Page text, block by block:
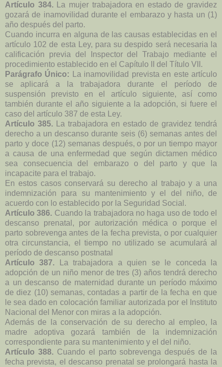
Artículo 384.La mujer trabajadora en estado de gravidez
gozará de inamovilidad durante el embarazo y hasta un (1)
año después del parto.
Cuando incurra en alguna de las causas establecidas en el
artículo 102 de esta Ley, para su despido será necesaria la
calificación previa del Inspector del Trabajo mediante el
procedimiento establecido en el Capítulo II del Título VII.
Parágrafo Único: La inamovilidad prevista en este artículo
se aplicará a la trabajadora durante el período de
suspensión previsto en el artículo siguiente, así como
también durante el año siguiente a la adopción, si fuere el
caso del artículo 387 de esta Ley.
Artículo 385. La trabajadora en estado de gravidez tendrá
derecho a un descanso durante seis (6) semanas antes del
parto y doce (12) semanas después, o por un tiempo mayor
a causa de una enfermedad que según dictamen médico
sea consecuencia del embarazo o del parto y que la
incapacite para el trabajo.
En estos casos conservará su derecho al trabajo y a una
indemnización para su mantenimiento y el del niño, de
acuerdo con lo establecido por la Seguridad Social.
Artículo 386. Cuando la trabajadora no haga uso de todo el
descanso prenatal, por autorización médica o porque el
parto sobrevenga antes de la fecha prevista, o por cualquier
otra circunstancia, el tiempo no utilizado se acumulará al
período de descanso postnatal
Artículo 387. La trabajadora a quien se le conceda la
adopción de un niño menor de tres (3) años tendrá derecho
a un descanso de maternidad durante un período máximo
de diez (10) semanas, contadas a partir de la fecha en que
le sea dado en colocación familiar autorizada por el Instituto
Nacional del Menor con miras a la adopción.
Además de la conservación de su derecho al empleo, la
madre adoptiva gozará también de la indemnización
correspondiente para su mantenimiento y el del niño.
Artículo 388.Cuando el parto sobrevenga después de la
fecha prevista, el descanso prenatal se prolongará hasta la